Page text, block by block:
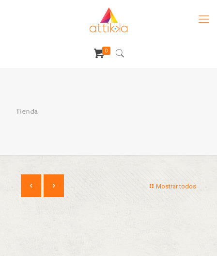
0
Tienda
Mostrar todos